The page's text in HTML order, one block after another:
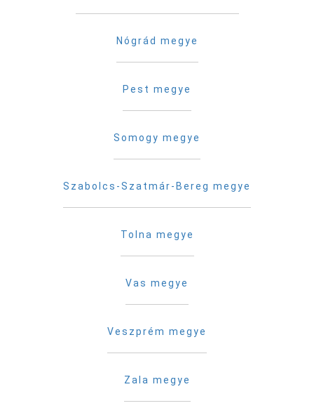
Nógrád megye
Pest megye
Somogy megye
Szabolcs-Szatmár-Bereg megye
Tolna megye
Vas megye
Veszprém megye
Zala megye